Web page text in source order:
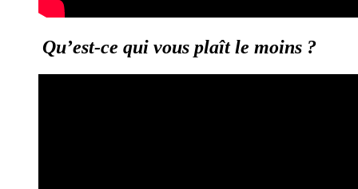
Qu’est-ce qui vous plaît le moins ?